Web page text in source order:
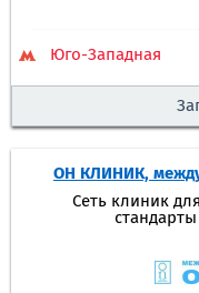
Юго-Западная
ОН КЛИНИК,
Сеть клиник